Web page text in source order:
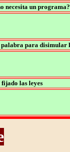
necesita un programa?
palabra para disimular
las leyes